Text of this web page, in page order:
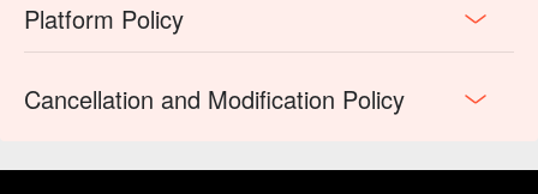
Platform Policy
Cancellation and Modification Policy